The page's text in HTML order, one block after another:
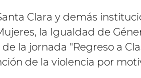
Clara y demás
la Igualdad de
la jornada "Regreso a
de la violencia por